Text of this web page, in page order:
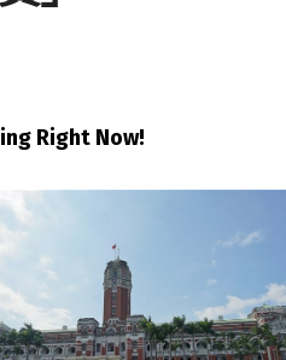
Right Now!